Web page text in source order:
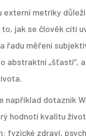
externí metriky
jak se člověk cítí
řadu měření
abstraktní „šťastí“,
například dotazník
hodnotí kvalitu
fyzické zdraví,